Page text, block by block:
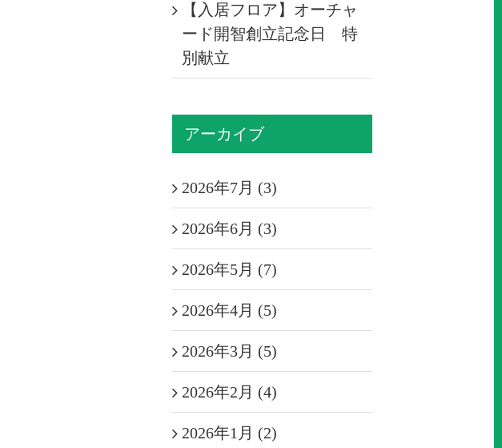
【入居フロア】オーチャ
ード開智創立記念日 特
別献立
アーカイブ
2026年7月 (3)
2026年6月 (3)
2026年5月 (7)
2026年4月 (5)
2026年3月 (5)
2026年2月 (4)
2026年1月 (2)